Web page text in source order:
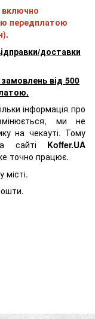
включно
передплатою
доставки
від 500
інформація про
ми не
на чекауті. Тому
сайті Koffer.UA
точно працює.